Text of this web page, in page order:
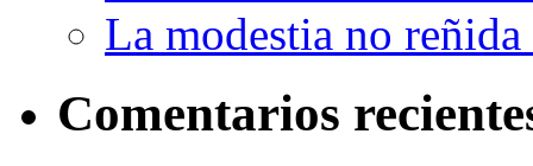
La modestia no
Comentarios